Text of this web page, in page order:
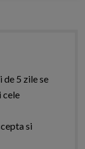
de 5 zile se
cele
si